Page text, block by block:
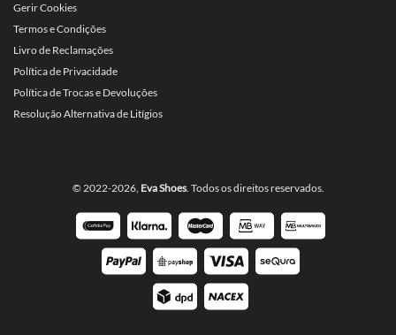
Gerir Cookies
Termos e Condições
Livro de Reclamações
Política de Privacidade
Política de Trocas e Devoluções
Resolução Alternativa de Litígios
© 2022-2026, Eva Shoes. Todos os direitos reservados.